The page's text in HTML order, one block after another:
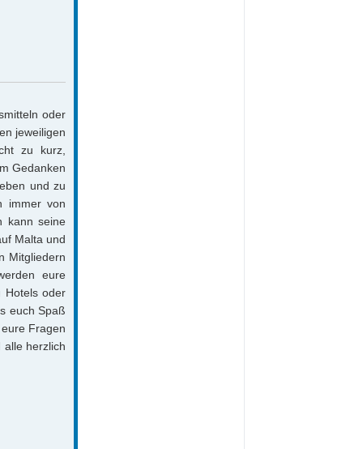
oder
jeweiligen
zu kurz,
Gedanken
und zu
immer von
kann seine
Malta und
Mitgliedern
eure
Hotels oder
euch Spaß
Fragen
herzlich